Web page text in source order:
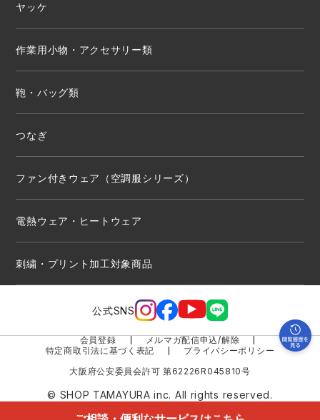
ヤッケ
作業用小物・アクセサリー類
鞄・バッグ類
つなぎ
ファン付きウェア（空調服シリーズ）
電熱ウェア・ヒートウェア
刺繍・プリント加工対象商品
公式SNS
会員登録
メルマガ配信申込/解除
特定商取引法に基づく表記
プライバシーポリシー
大阪府公安委員会許可 第62226R045810号
© SHOP TAMAYURA inc. All rights reserved.